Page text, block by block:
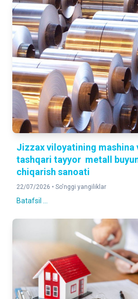
Jizzax viloyatining mashina
tashqari tayyor metall
chiqarish sanoati
22/07/2026 • So'nggi yangiliklar
Batafsil ...